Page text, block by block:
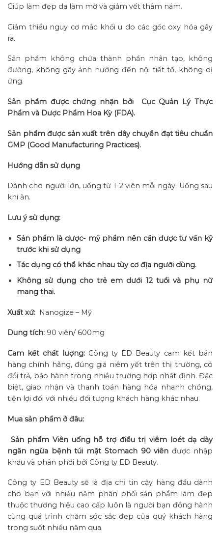
Giúp làm đẹp da làm mờ và giảm vết thâm nám.
Giảm thiểu nguy cơ mắc khối u do các gốc oxy hóa gây
ra.
Sản phẩm không chứa thành phần nhân tạo, không
đường, không gây ảnh hưởng đến nội tiết tố, không dị
ứng.
Sản phẩm được chứng nhận bởi Cục Quản Lý Thực
Phẩm và Dược Phẩm Hoa Kỳ (FDA).
Sản phẩm được sản xuất trên dây chuyền đạt tiêu chuẩn
GMP (Good Manufacturing Practices).
Hướng dẫn sử dụng
Dành cho người lớn, uống từ 1-2 viên mỗi ngày. Uống sau
khi ăn.
Lưu ý sử dụng:
Sản phẩm là dược- mỹ phẩm nên cần được tư vấn kỹ
trước khi sử dụng
Tác dụng có thể khác nhau tùy cơ địa người dùng.
Không sử dụng cho trẻ em dưới 12 tuổi và phụ nữ
mang thai.
Xuất xứ: Nanogize – Mỹ
Dung tích: 90 viên/ 600mg
Cam kết chất lượng: Công ty ED Beauty cam kết bán
hàng chính hãng, đúng giá niêm yết trên thị trường, có
đổi trả, bảo hành trong nhiều trường hợp nhất định. Đặc
biệt, giao nhận và thanh toán hàng hóa nhanh chóng,
tiện lợi đối với nhiều đối tượng khách hàng khác nhau.
Mua sản phẩm ở đâu:
Sản phẩmViên uống hỗ trợ điều trị viêm loét dạ dày
ngăn ngừa bệnh túi mật Stomach 90 viênđược nhập
khẩu và phân phối bởi Công ty ED Beauty.
Công ty ED Beauty sẽ là địa chỉ tin cậy hàng đầu dành
cho bạn với nhiều năm phân phối sản phẩm làm đẹp
thuộc thương hiệu cao cấp luôn là người bạn đồng hành
cùng quá trình chăm sóc sắc đẹp của quý khách hàng
trong suốt nhiều năm qua.